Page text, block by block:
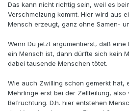
Das kann nicht richtig sein, weil es
Verschmelzung kommt. Hier wird aus
Mensch erzeugt, ganz ohne Samen-
Wenn Du jetzt argumentierst, daß
ein Mensch ist, dann dürfte sich kein
dabei tausende Menschen tötet.
Wie auch Zwilling schon gemerkt hat,
Mehrlinge erst bei der Zellteilung,
Befruchtung. D.h. hier entstehen